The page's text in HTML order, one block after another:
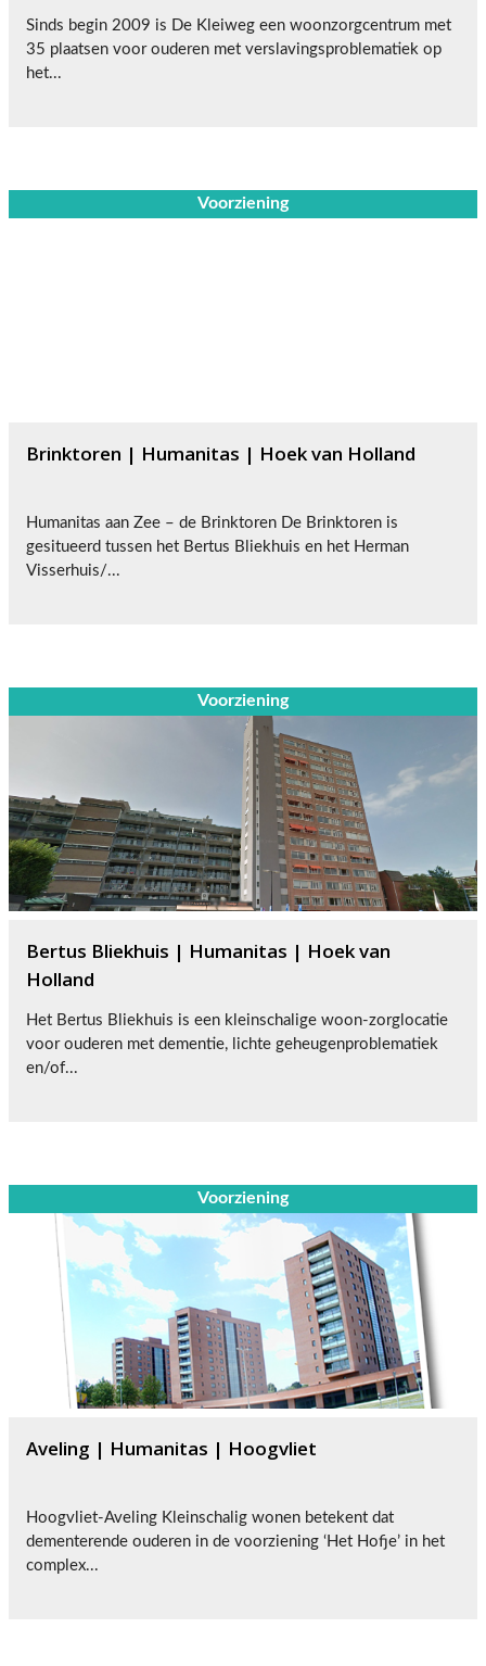
Voorziening
Aveling | Humanitas | Hoogvliet
Hoogvliet-Aveling Kleinschalig wonen betekent dat
dementerende ouderen in de voorziening ‘Het Hofje’ in het
complex...
Voorziening
Bertus Bliekhuis | Humanitas | Hoek van
Holland
Het Bertus Bliekhuis is een kleinschalige woon-zorglocatie
voor ouderen met dementie, lichte geheugenproblematiek
en/of...
Voorziening
Brinktoren | Humanitas | Hoek van Holland
Humanitas aan Zee – de Brinktoren De Brinktoren is
gesitueerd tussen het Bertus Bliekhuis en het Herman
Visserhuis/...
Sinds begin 2009 is De Kleiweg een woonzorgcentrum met
35 plaatsen voor ouderen met verslavingsproblematiek op
het...